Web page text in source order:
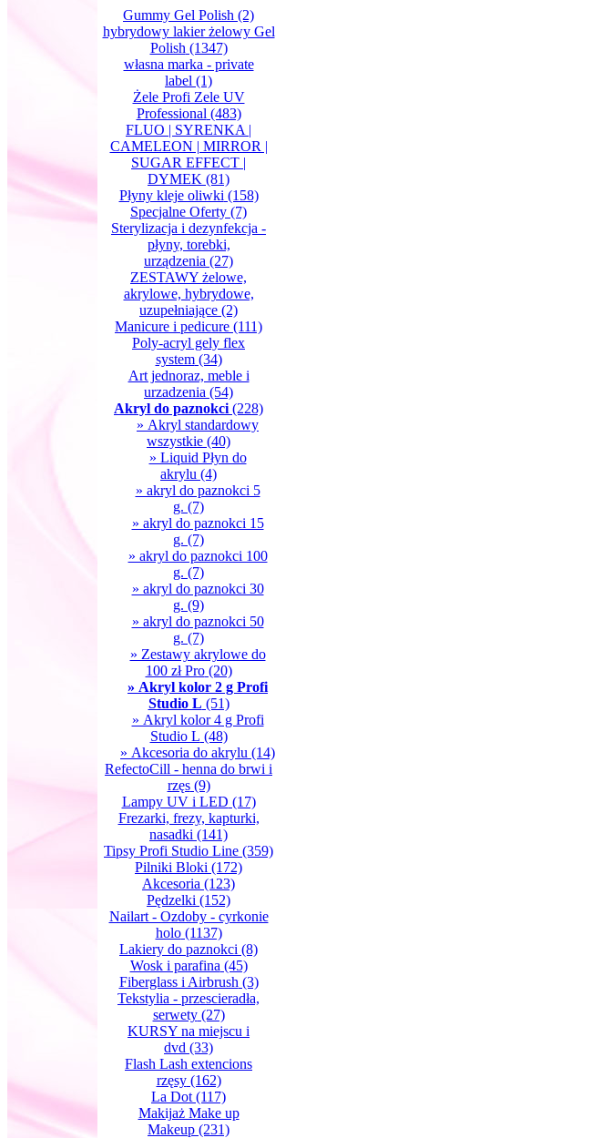
Gummy Gel Polish (2)
hybrydowy lakier żelowy Gel
Polish (1347)
własna marka - private
label (1)
Żele Profi Zele UV
Professional (483)
FLUO | SYRENKA |
CAMELEON | MIRROR |
SUGAR EFFECT |
DYMEK (81)
Płyny kleje oliwki (158)
Specjalne Oferty (7)
Sterylizacja i dezynfekcja -
płyny, torebki,
urządzenia (27)
ZESTAWY żelowe,
akrylowe, hybrydowe,
uzupełniające (2)
Manicure i pedicure (111)
Poly-acryl gely flex
system(34)
Art jednoraz, meble i
urzadzenia (54)
Akryl do paznokci (228)
» Akryl standardowy
wszystkie (40)
» Liquid Płyn do
akrylu (4)
» akryl do paznokci 5
g. (7)
» akryl do paznokci 15
g. (7)
» akryl do paznokci 100
g. (7)
» akryl do paznokci 30
g. (9)
» akryl do paznokci 50
g. (7)
» Zestawy akrylowe do
100 zł Pro(20)
» Akryl kolor 2 g Profi
Studio L (51)
» Akryl kolor 4 g Profi
Studio L (48)
» Akcesoria do akrylu (14)
RefectoCill - henna do brwi i
rzęs(9)
Lampy UV i LED (17)
Frezarki, frezy, kapturki,
nasadki (141)
Tipsy Profi Studio Line (359)
Pilniki Bloki (172)
Akcesoria (123)
Pędzelki (152)
Nailart - Ozdoby - cyrkonie
holo(1137)
Lakiery do paznokci (8)
Wosk i parafina (45)
Fiberglass i Airbrush (3)
Tekstylia - przescieradła,
serwety(27)
KURSY na miejscu i
dvd (33)
Flash Lash extencions
rzęsy(162)
La Dot (117)
Makijaż Make up
Makeup (231)